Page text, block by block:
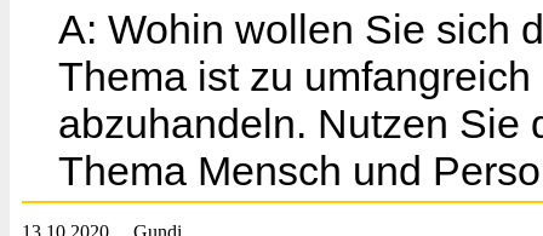
A: Wohin wollen Sie sich
Thema ist zu
abzuhandeln. Nutzen Sie
Thema Mensch und
13.10.2020 Gundi